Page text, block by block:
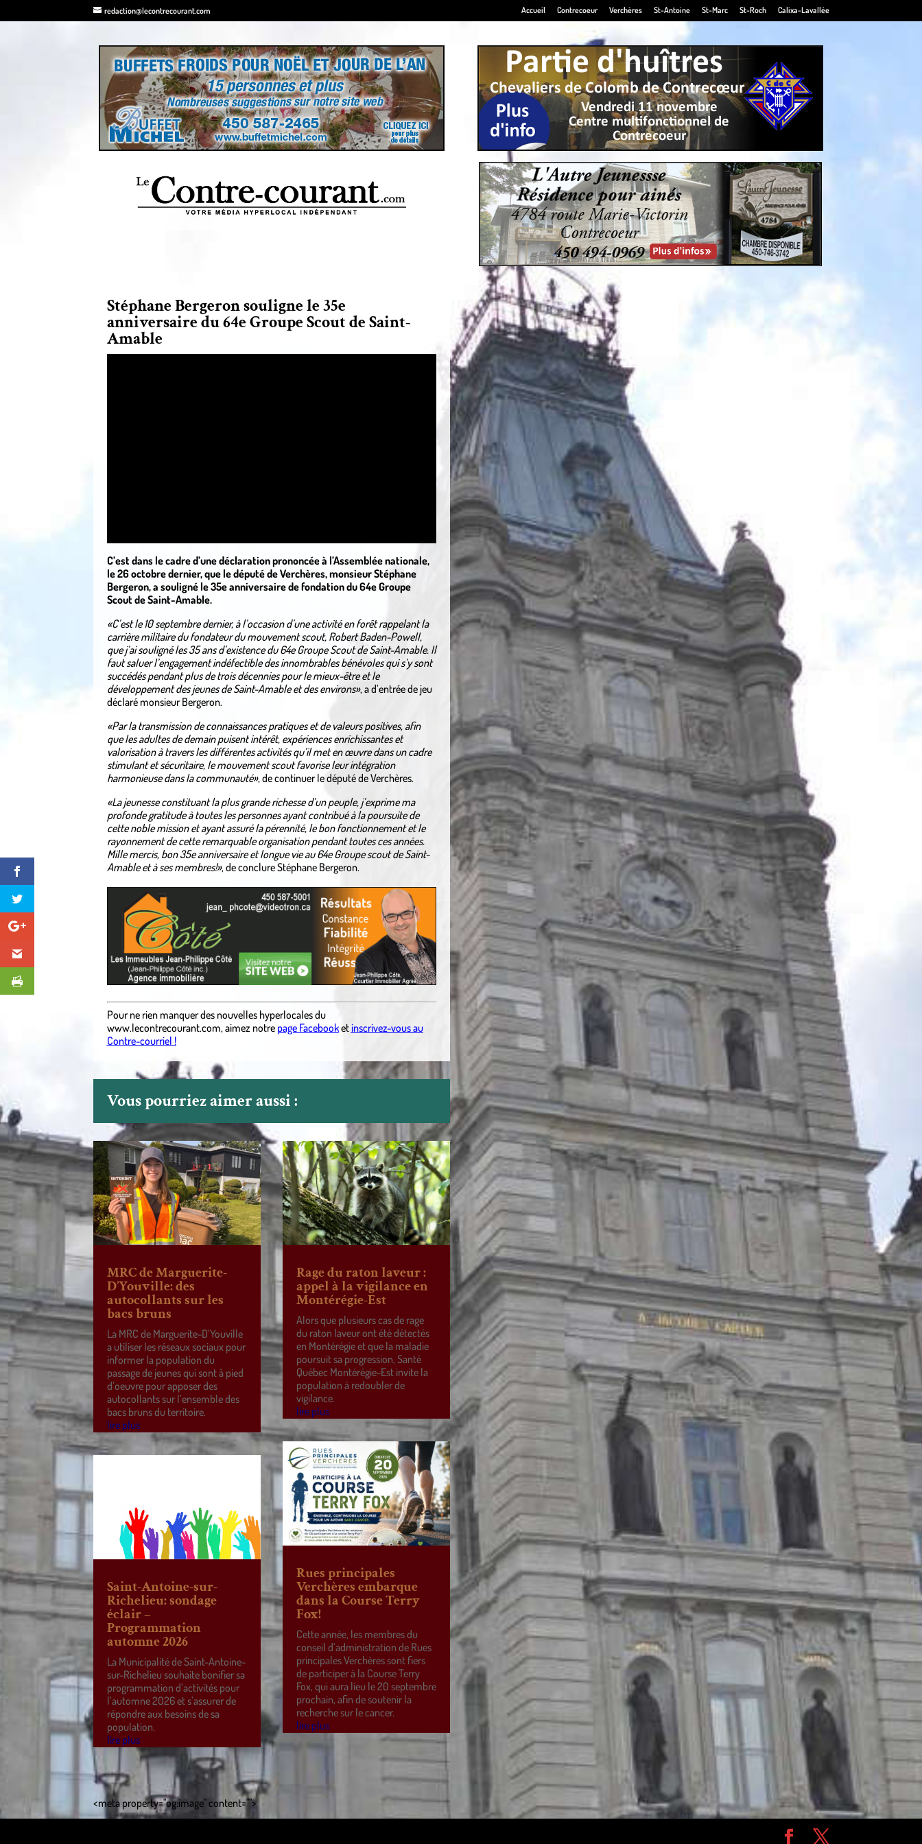
redaction@lecontrecourant.com Accueil Contrecoeur Verchères St-Antoine St-Marc St-Roch Calixa-Lavallée
Stéphane Bergeron souligne le 35e
anniversaire du 64e Groupe Scout de Saint-
Amable
C’est dans le cadre d’une déclaration prononcée à l’Assemblée nationale,
le 26 octobre dernier, que le député de Verchères, monsieur Stéphane
Bergeron, a souligné le 35e anniversaire de fondation du 64e Groupe
Scout de Saint-Amable.
«C’est le 10 septembre dernier, à l’occasion d’une activité en forêt rappelant la
carrière militaire du fondateur du mouvement scout, Robert Baden-Powell,
que j’ai souligné les 35 ans d’existence du 64e Groupe Scout de Saint-Amable. Il
faut saluer l’engagement indéfectible des innombrables bénévoles qui s’y sont
succédés pendant plus de trois décennies pour le mieux-être et le
développement des jeunes de Saint-Amable et des environs», a d’entrée de jeu
déclaré monsieur Bergeron.
«Par la transmission de connaissances pratiques et de valeurs positives, afin
que les adultes de demain puisent intérêt, expériences enrichissantes et
valorisation à travers les différentes activités qu’il met en œuvre dans un cadre
stimulant et sécuritaire, le mouvement scout favorise leur intégration
harmonieuse dans la communauté», de continuer le député de Verchères.
«La jeunesse constituant la plus grande richesse d’un peuple, j’exprime ma
profonde gratitude à toutes les personnes ayant contribué à la poursuite de
cette noble mission et ayant assuré la pérennité, le bon fonctionnement et le
rayonnement de cette remarquable organisation pendant toutes ces années.
Mille mercis, bon 35e anniversaire et longue vie au 64e Groupe scout de Saint-
Amable et à ses membres!», de conclure Stéphane Bergeron.
Pour ne rien manquer des nouvelles hyperlocales du
www.lecontrecourant.com, aimez notre page Facebooketinscrivez-vous au
Contre-courriel !
Vous pourriez aimer aussi :
MRC de Marguerite-
D’Youville: des
autocollants sur les
bacs bruns
La MRC de Marguerite-D’Youville
a utiliser les réseaux sociaux pour
informer la population du
passage de jeunes qui sont à pied
d’oeuvre pour apposer des
autocollants sur l’ensemble des
bacs bruns du territoire.
lire plus
Saint-Antoine-sur-
Richelieu: sondage
éclair –
Programmation
automne 2026
La Municipalité de Saint-Antoine-
sur-Richelieu souhaite bonifier sa
programmation d’activités pour
l’automne 2026 et s’assurer de
répondre aux besoins de sa
population.
lire plus
Rage du raton laveur :
appel à la vigilance en
Montérégie-Est
Alors que plusieurs cas de rage
du raton laveur ont été détectés
en Montérégie et que la maladie
poursuit sa progression, Santé
Québec Montérégie-Est invite la
population à redoubler de
vigilance.
lire plus
Rues principales
Verchères embarque
dans la Course Terry
Fox!
Cette année, les membres du
conseil d’administration de Rues
principales Verchères sont fiers
de participer à la Course Terry
Fox, qui aura lieu le 20 septembre
prochain, afin de soutenir la
recherche sur le cancer.
lire plus
<meta property="og:image" content="">